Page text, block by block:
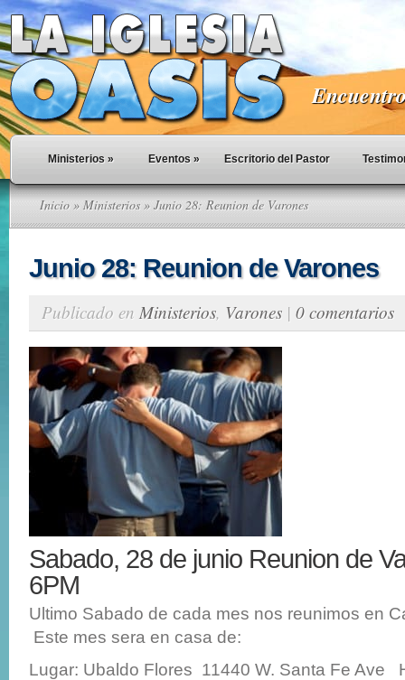
Ministerios » Eventos » Escritorio del Pastor
Inicio » Ministerios» Junio 28: Reunion de Varones
Junio 28: Reunion de Varones
Publicado en Ministerios, Varones | 0 comentarios
Sabado, 28 de junio Reunion de
6PM
Ultimo Sabado de cada mes nos reunimos en
Este mes sera en casa de:
Lugar: Ubaldo Flores 11440 W. Santa Fe Ave